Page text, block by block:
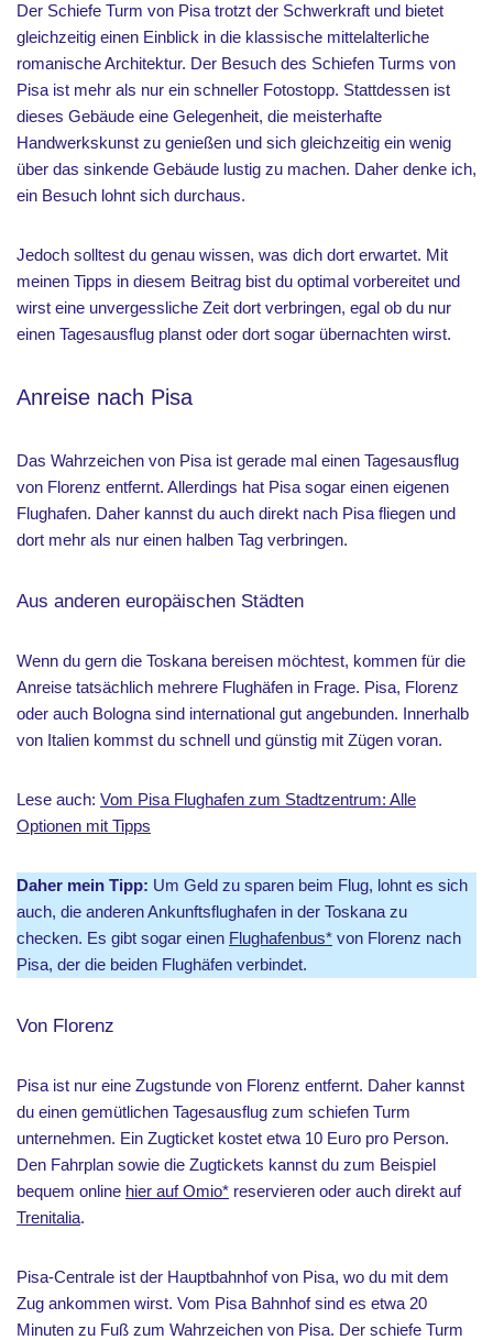
Der Schiefe Turm von Pisa trotzt der Schwerkraft und bietet
gleichzeitig einen Einblick in die klassische mittelalterliche
romanische Architektur. Der Besuch des Schiefen Turms von
Pisa ist mehr als nur ein schneller Fotostopp. Stattdessen ist
dieses Gebäude eine Gelegenheit, die meisterhafte
Handwerkskunst zu genießen und sich gleichzeitig ein wenig
über das sinkende Gebäude lustig zu machen. Daher denke ich,
ein Besuch lohnt sich durchaus.
Jedoch solltest du genau wissen, was dich dort erwartet. Mit
meinen Tipps in diesem Beitrag bist du optimal vorbereitet und
wirst eine unvergessliche Zeit dort verbringen, egal ob du nur
einen Tagesausflug planst oder dort sogar übernachten wirst.
Anreise nach Pisa
Das Wahrzeichen von Pisa ist gerade mal einen Tagesausflug
von Florenz entfernt. Allerdings hat Pisa sogar einen eigenen
Flughafen. Daher kannst du auch direkt nach Pisa fliegen und
dort mehr als nur einen halben Tag verbringen.
Aus anderen europäischen Städten
Wenn du gern die Toskana bereisen möchtest, kommen für die
Anreise tatsächlich mehrere Flughäfen in Frage. Pisa, Florenz
oder auch Bologna sind international gut angebunden. Innerhalb
von Italien kommst du schnell und günstig mit Zügen voran.
Lese auch: Vom Pisa Flughafen zum Stadtzentrum: Alle
Optionen mit Tipps
Daher mein Tipp: Um Geld zu sparen beim Flug, lohnt es sich
auch, die anderen Ankunftsflughafen in der Toskana zu
checken. Es gibt sogar einen Flughafenbus* von Florenz nach
Pisa, der die beiden Flughäfen verbindet.
Von Florenz
Pisa ist nur eine Zugstunde von Florenz entfernt. Daher kannst
du einen gemütlichen Tagesausflug zum schiefen Turm
unternehmen. Ein Zugticket kostet etwa 10 Euro pro Person.
Den Fahrplan sowie die Zugtickets kannst du zum Beispiel
bequem online hier auf Omio* reservieren oder auch direkt auf
Trenitalia.
Pisa-Centrale ist der Hauptbahnhof von Pisa, wo du mit dem
Zug ankommen wirst. Vom Pisa Bahnhof sind es etwa 20
Minuten zu Fuß zum Wahrzeichen von Pisa. Der schiefe Turm